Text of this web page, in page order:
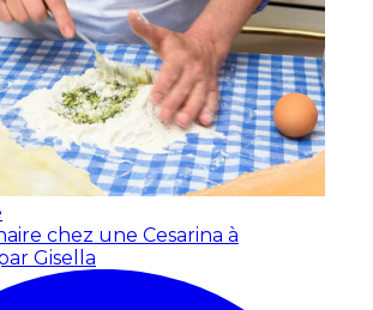
chez une Cesarina à
Gisella